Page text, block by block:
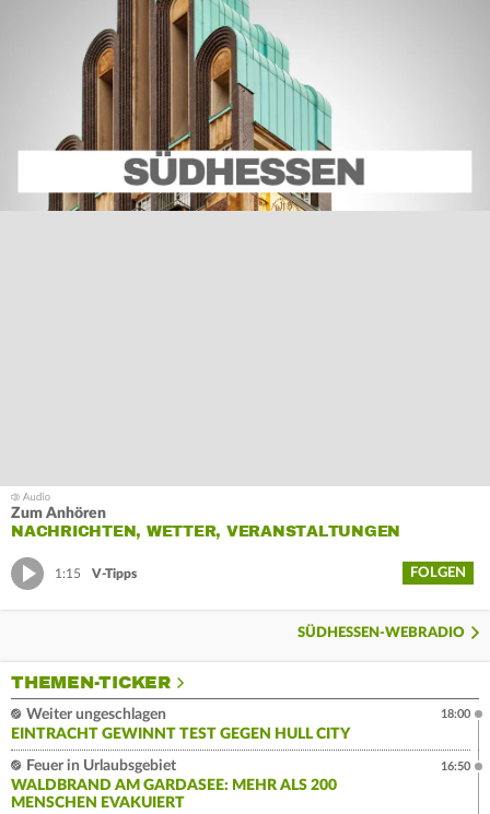
Zum Anhören
NACHRICHTEN, WETTER, VERANSTALTUNGEN
1:15 V-Tipps FOLGEN
SÜDHESSEN-WEBRADIO
THEMEN-TICKER
Weiter ungeschlagen
EINTRACHT GEWINNT TEST GEGEN HULL CITY
18:00
Feuer in Urlaubsgebiet
WALDBRAND AM GARDASEE: MEHR ALS 200
MENSCHEN EVAKUIERT
16:50